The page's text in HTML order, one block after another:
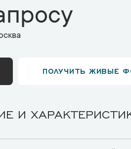
ПОЛУЧИТЬ ЖИВЫЕ
И